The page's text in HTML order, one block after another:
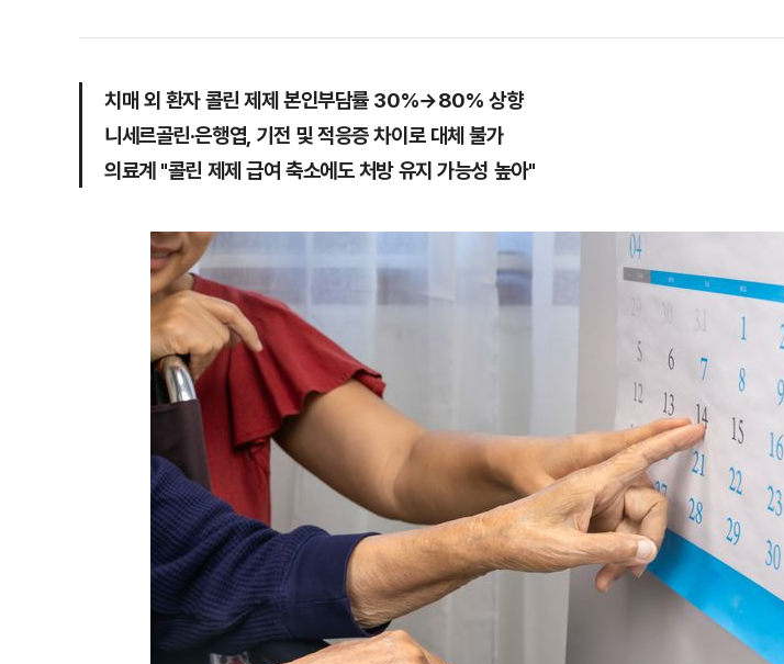
치매 외 환자 콜린 제제 본인부담률 30%→80% 상향
니세르골린·은행엽, 기전 및 적응증 차이로 대체 불가
의료계 "콜린 제제 급여 축소에도 처방 유지 가능성 높아"